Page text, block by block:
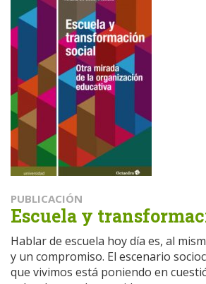
PUBLICACIÓN
Escuela y
Hablar de escuela hoy día es, al
y un compromiso. El escenario
que vivimos está poniendo en